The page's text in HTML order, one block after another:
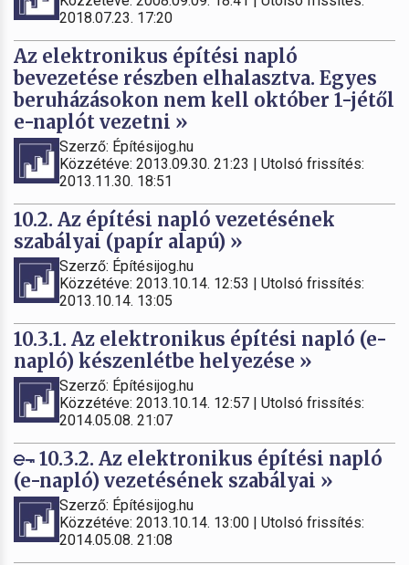
2018.07.23. 17:20
Az elektronikus építési napló
bevezetése részben elhalasztva. Egyes
beruházásokon nem kell október 1-jétől
e-naplót vezetni »
Szerző: Építésijog.hu
Közzétéve: 2013.09.30. 21:23 | Utolsó frissítés:
2013.11.30. 18:51
10.2. Az építési napló vezetésének
szabályai (papír alapú) »
Szerző: Építésijog.hu
Közzétéve: 2013.10.14. 12:53 | Utolsó frissítés:
2013.10.14. 13:05
10.3.1. Az elektronikus építési napló (e-
napló) készenlétbe helyezése »
Szerző: Építésijog.hu
Közzétéve: 2013.10.14. 12:57 | Utolsó frissítés:
2014.05.08. 21:07
10.3.2. Az elektronikus építési napló
(e-napló) vezetésének szabályai »
Szerző: Építésijog.hu
Közzétéve: 2013.10.14. 13:00 | Utolsó frissítés:
2014.05.08. 21:08